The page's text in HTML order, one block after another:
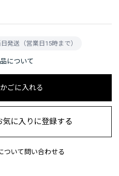
ごに入れる
ついて問い合わせる
気に入りに登録する
日発送（営業日15時まで）
について